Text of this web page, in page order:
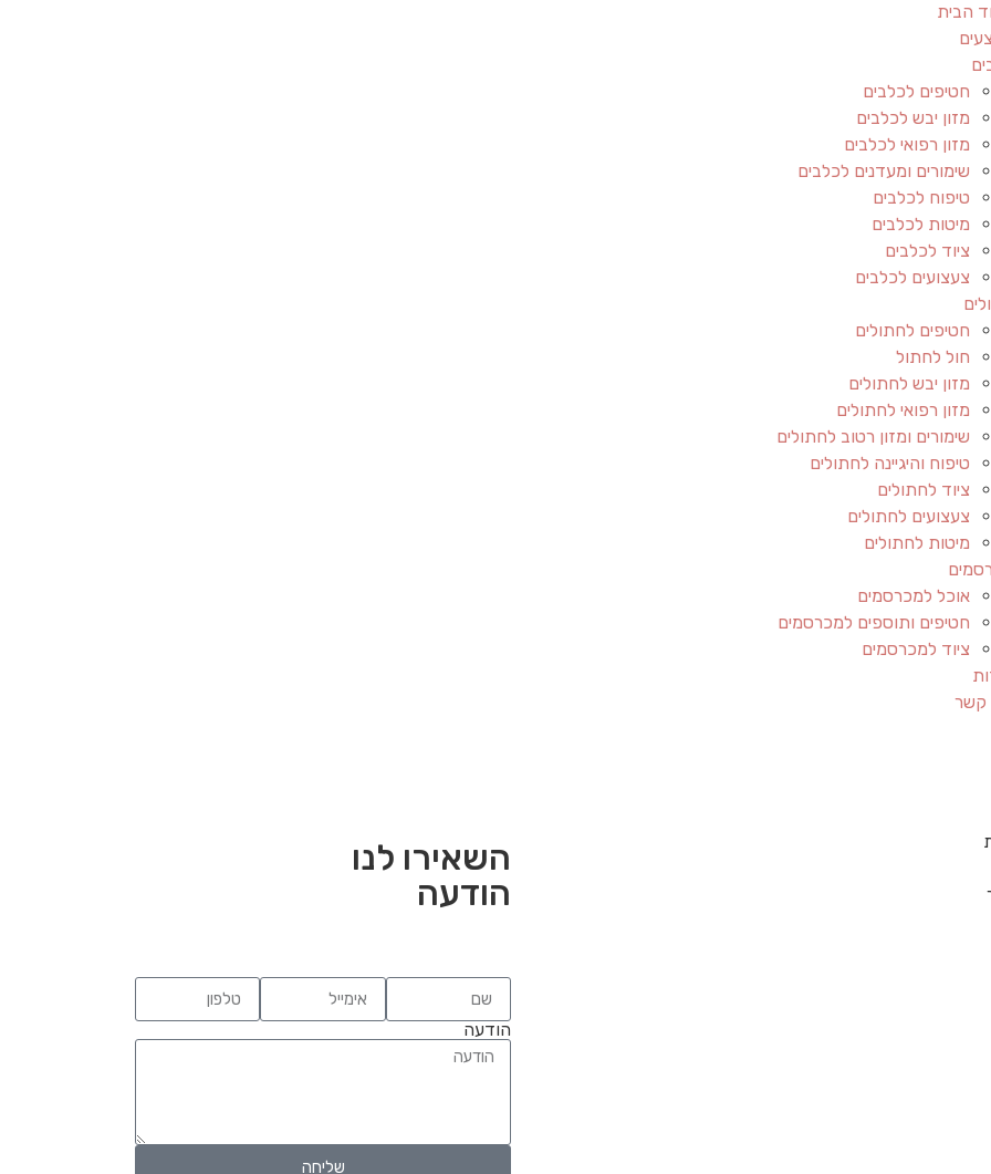
הבית
חטיפים לכלבים
מזון יבש לכלבים
מזון רפואי לכלבים
שימורים ומעדנים לכלבים
טיפוח לכלבים
מיטות לכלבים
ציוד לכלבים
צעצועים לכלבים
חטיפים לחתולים
חול לחתול
מזון יבש לחתולים
מזון רפואי לחתולים
שימורים ומזון רטוב לחתולים
טיפוח והיגיינה לחתולים
ציוד לחתולים
צעצועים לחתולים
מיטות לחתולים
אוכל למכרסמים
חטיפים ותוספים למכרסמים
ציוד למכרסמים
קשר
השאירו לנו
הודעה
הודעה
שליחה